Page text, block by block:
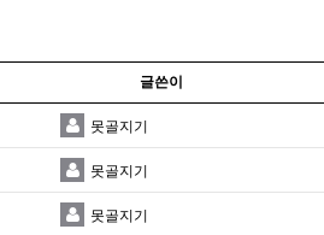
글쓴이
못골지기
못골지기
못골지기